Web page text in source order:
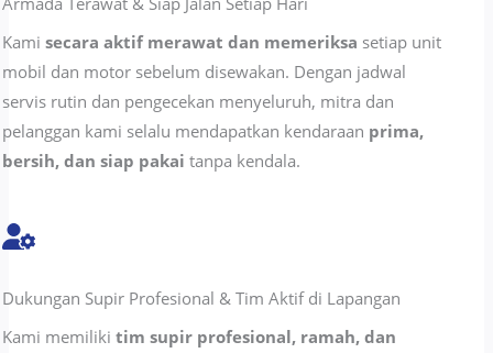
Kamisecara aktif merawat dan memeriksa setiap unit
mobil dan motor sebelum disewakan. Dengan jadwal
servis rutin dan pengecekan menyeluruh, mitra dan
pelanggan kami selalu mendapatkan kendaraan prima,
bersih, dan siap pakai tanpa kendala.
Dukungan Supir Profesional & Tim Aktif di Lapangan
Kami memilikitim supir profesional, ramah, dan